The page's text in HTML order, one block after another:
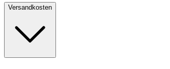
Versandkosten